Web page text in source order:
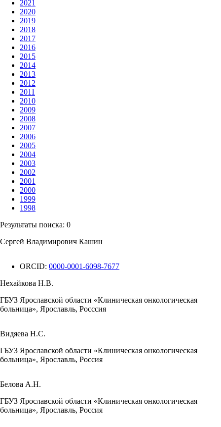
2021
2020
2019
2018
2017
2016
2015
2014
2013
2012
2011
2010
2009
2008
2007
2006
2005
2004
2003
2002
2001
2000
1999
1998
Результаты поиска: 0
Сергей Владимирович Кашин
ORCID: 0000-0001-6098-7677
Нехайкова Н.В.
ГБУЗ Ярославской области «Клиническая онкологическая
больница», Ярославль, Росссия
Видяева Н.С.
ГБУЗ Ярославской области «Клиническая онкологическая
больница», Ярославль, Россия
Белова А.Н.
ГБУЗ Ярославской области «Клиническая онкологическая
больница», Ярославль, Россия